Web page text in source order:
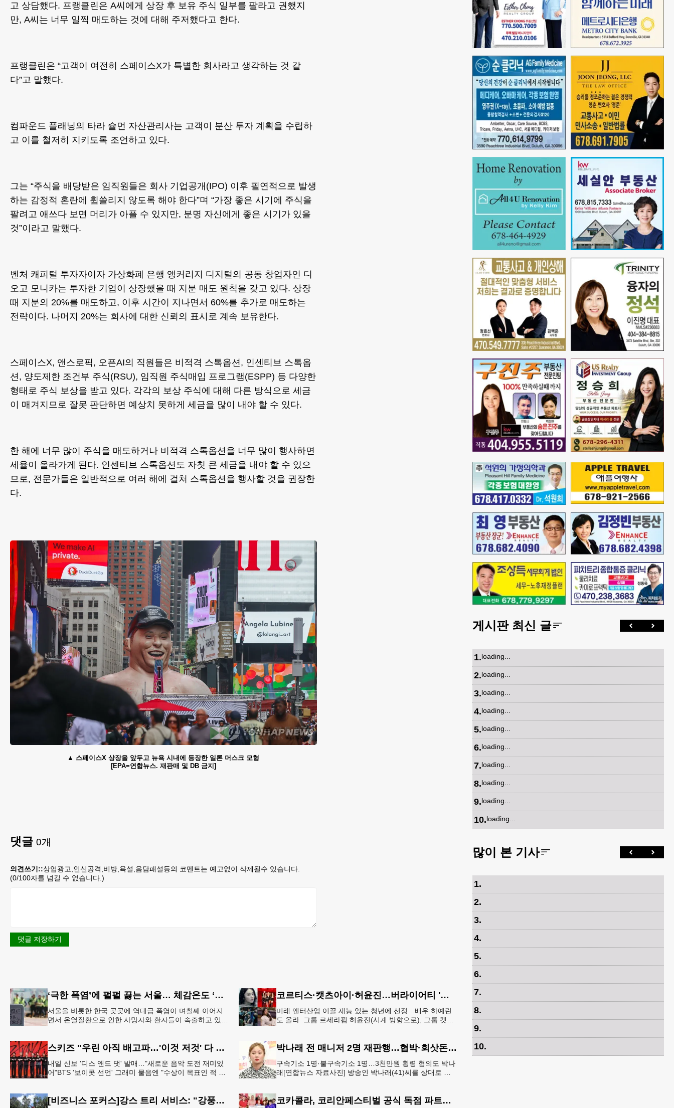
고 상담했다. 프랭클린은 A씨에게 상장 후 보유 주식 일부를 팔라고 권했지
만, A씨는 너무 일찍 매도하는 것에 대해 주저했다고 한다.
프랭클린은 “고객이 여전히 스페이스X가 특별한 회사라고 생각하는 것 같
다”고 말했다.
컴파운드 플래닝의 타라 슐먼 자산관리사는 고객이 분산 투자 계획을 수립하
고 이를 철저히 지키도록 조언하고 있다.
그는 “주식을 배당받은 임직원들은 회사 기업공개(IPO) 이후 필연적으로 발생
하는 감정적 혼란에 휩쓸리지 않도록 해야 한다”며 “가장 좋은 시기에 주식을
팔려고 애쓰다 보면 머리가 아플 수 있지만, 분명 자신에게 좋은 시기가 있을
것”이라고 말했다.
벤처 캐피털 투자자이자 가상화폐 은행 앵커리지 디지털의 공동 창업자인 디
오고 모니카는 투자한 기업이 상장했을 때 지분 매도 원칙을 갖고 있다. 상장
때 지분의 20%를 매도하고, 이후 시간이 지나면서 60%를 추가로 매도하는
전략이다. 나머지 20%는 회사에 대한 신뢰의 표시로 계속 보유한다.
스페이스X, 앤스로픽, 오픈AI의 직원들은 비적격 스톡옵션, 인센티브 스톡옵
션, 양도제한 조건부 주식(RSU), 임직원 주식매입 프로그램(ESPP) 등 다양한
형태로 주식 보상을 받고 있다. 각각의 보상 주식에 대해 다른 방식으로 세금
이 매겨지므로 잘못 판단하면 예상치 못하게 세금을 많이 내야 할 수 있다.
한 해에 너무 많이 주식을 매도하거나 비적격 스톡옵션을 너무 많이 행사하면
세율이 올라가게 된다. 인센티브 스톡옵션도 자칫 큰 세금을 내야 할 수 있으
므로, 전문가들은 일반적으로 여러 해에 걸쳐 스톡옵션을 행사할 것을 권장한
다.
스페이스X 상장을 앞두고 뉴욕 시내에 등장한 일론 머스크 모형
[EPA=연합뉴스. 재판매 및 DB 금지]
댓글 0개
의견쓰기::상업광고,인신공격,비방,욕설,음담패설등의 코멘트는 예고없이 삭제될수 있습니다.
(0/100자를 넘길 수 없습니다.)
댓글 저장하기
‘극한 폭염’에 펄펄 끓는 서울… 체감온도 ‘섭씨 49.5도’
서울을 비롯한 한국 곳곳에 역대급 폭염이 며칠째 이어지
면서 온열질환으로 인한 사망자와 환자들이 속출하고 있
코르티스·캣츠아이·허윤진…버라이어티 '영 할리우드 임팩트'
미래 엔터산업 이끌 재능 있는 청년에 선정…배우 하예린
도 올라 그룹 르세라핌 허윤진(시계 방향으로), 그룹 캣츠
스키즈 "우린 아직 배고파…'이것 저것' 다 잘하는 자신감 표현"
내일 신보 '디스 앤드 댓' 발매…"새로운 음악 도전 재미있
어"BTS '보이콧 선언' 그래미 물음엔 "수상이 목표인 적 없
박나래 전 매니저 2명 재판행…협박·회삿돈 횡령 혐의
구속기소 1명·불구속기소 1명…3천만원 횡령 혐의도 박나
래[연합뉴스 자료사진] 방송인 박나래(41)씨를 상대로 협
[비즈니스 포커스]강스 트리 서비스: "강풍에 부러질라"… 여름철 주택가 수목 관리 '비상' 코카콜라, 코리안페스티벌 공식 독점 파트너 참여
게시판 최신 글
1.loading...
2.loading...
3.loading...
4.loading...
5.loading...
6.loading...
7.loading...
8.loading...
9.loading...
10.loading...
많이 본 기사
1.
2.
3.
4.
5.
6.
7.
8.
9.
10.